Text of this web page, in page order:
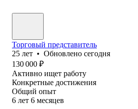
Торговый представитель
25 лет • Обновлено сегодня
130 000 ₽
Активно ищет работу
Конкретные достижения
Общий опыт
6 лет 6 месяцев